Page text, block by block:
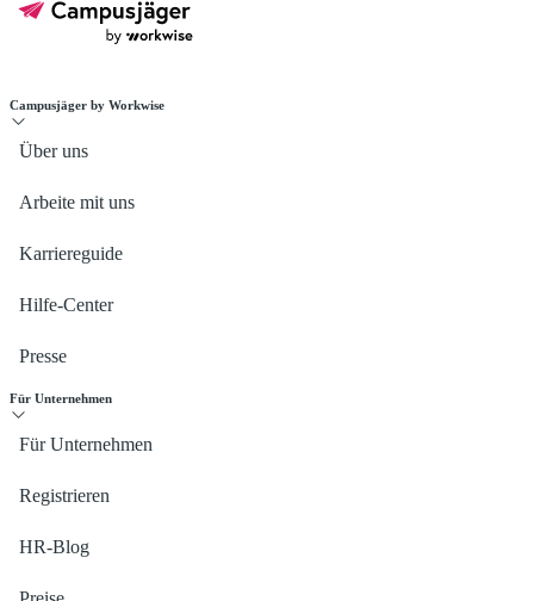
Campusjäger by Workwise
Über uns
Arbeite mit uns
Karriereguide
Hilfe-Center
Presse
Für Unternehmen
Für Unternehmen
Registrieren
HR-Blog